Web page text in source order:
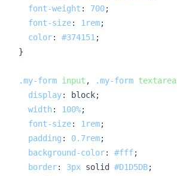
font-weight : 700;
font-size: 1rem;
color: #374151 ;
}
.my-form input , .my-form textarea
display: block;
width: 100%;
font-size: 1rem;
padding : 0.7rem;
background-color: #fff;
border: 3px solid #D1D5DB;